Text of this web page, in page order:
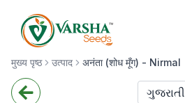
मुख्य पृष्ठ उत्पाद अनंता (शोध मूँग) - Nirmal
ગુજરાતી